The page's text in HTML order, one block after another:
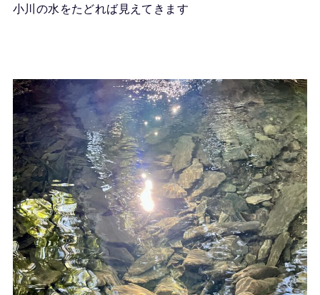
小川の水をたどれば見えてきます